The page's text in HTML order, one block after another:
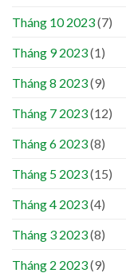
Tháng 10 2023(7)
Tháng 9 2023(1)
Tháng 8 2023(9)
Tháng 7 2023(12)
Tháng 6 2023(8)
Tháng 5 2023(15)
Tháng 4 2023(4)
Tháng 3 2023(8)
Tháng 2 2023(9)